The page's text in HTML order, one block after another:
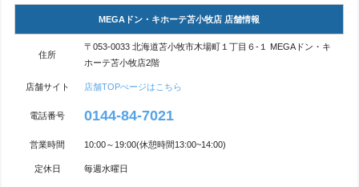
MEGAドン・キホーテ苫小牧店 店舗情報
住所
〒053-0033 北海道苫小牧市木場町１丁目６-１ MEGAドン・キ
ホーテ苫小牧店2階
店舗サイト 店舗TOPぺージはこちら
電話番号 0144-84-7021
営業時間 10:00～19:00(休憩時間13:00~14:00)
定休日 毎週水曜日